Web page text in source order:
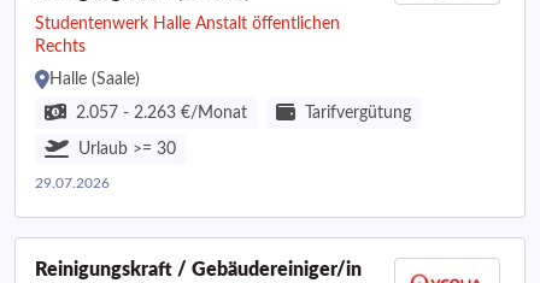
Studentenwerk Halle Anstalt öffentlichen
Rechts
Halle (Saale)
2.057 - 2.263 €/Monat
Tarifvergütung
Urlaub >= 30
29.07.2026
Reinigungskraft / Gebäudereiniger/in